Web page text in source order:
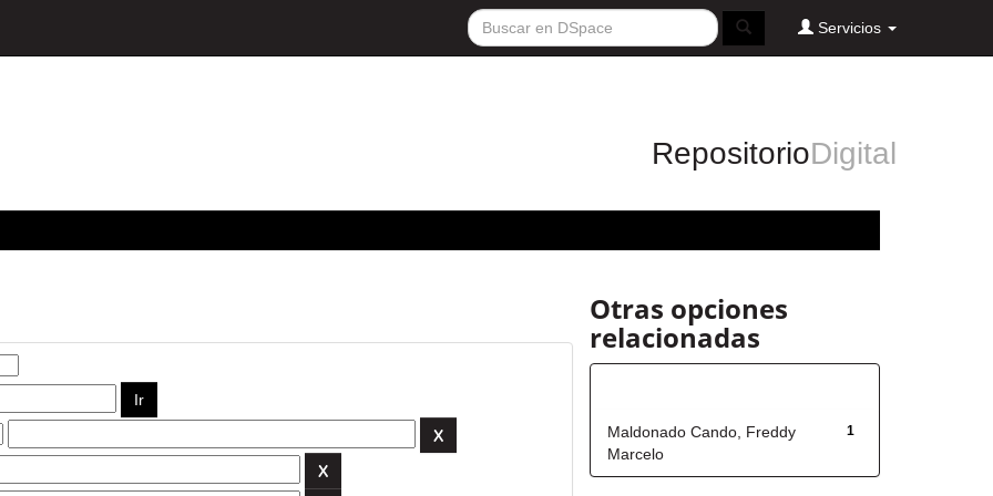
Servicios
RepositorioDigital
Otras opciones
relacionadas
1
Maldonado Cando, Freddy
Marcelo